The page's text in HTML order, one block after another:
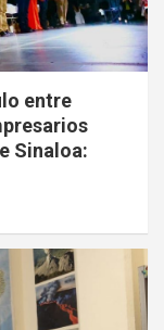
entre
Sinaloa: